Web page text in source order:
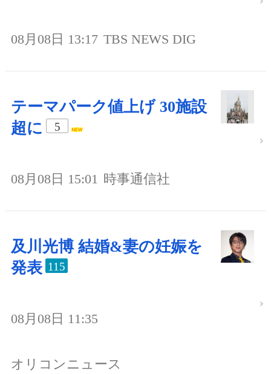
08月08日 13:17 TBS NEWS DIG
テーマパーク値上げ 30施設
超に
5
08月08日 15:01 時事通信社
及川光博 結婚&妻の妊娠を
発表 115
08月08日 11:35
オリコンニュース